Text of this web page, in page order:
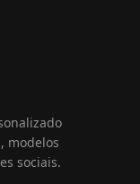
modelos
sociais.